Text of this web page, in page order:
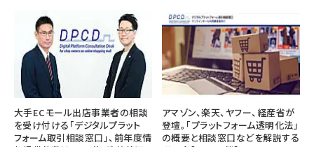
大手ECモール出店事業者の相談
を受け付ける「デジタルプラット
フォーム取引相談窓口」、前年度情
アマゾン、楽天、ヤフー、経産省が
登壇。「プラットフォーム透明化法」
の概要と相談窓口などを解説する